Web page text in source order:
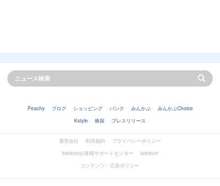
Peachy ブログ ショッピング バンク みんかぶ
みんかぶChoice
Kstyle
株探 プレスリリース
運営会社 利用規約
プライバシーポリシー
livedoorお客様サポートセンター
livedoor
コンテンツ・広告ポリシー